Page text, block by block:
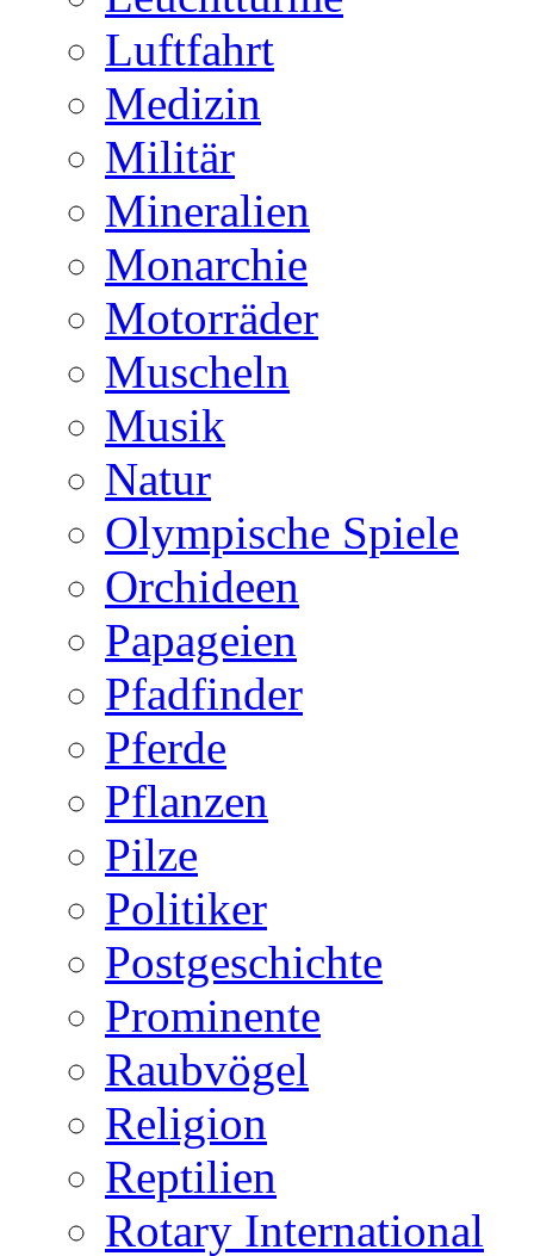
Luftfahrt
Medizin
Militär
Mineralien
Monarchie
Motorräder
Muscheln
Musik
Natur
Olympische Spiele
Orchideen
Papageien
Pfadfinder
Pferde
Pflanzen
Pilze
Politiker
Postgeschichte
Prominente
Raubvögel
Religion
Reptilien
Rotary International